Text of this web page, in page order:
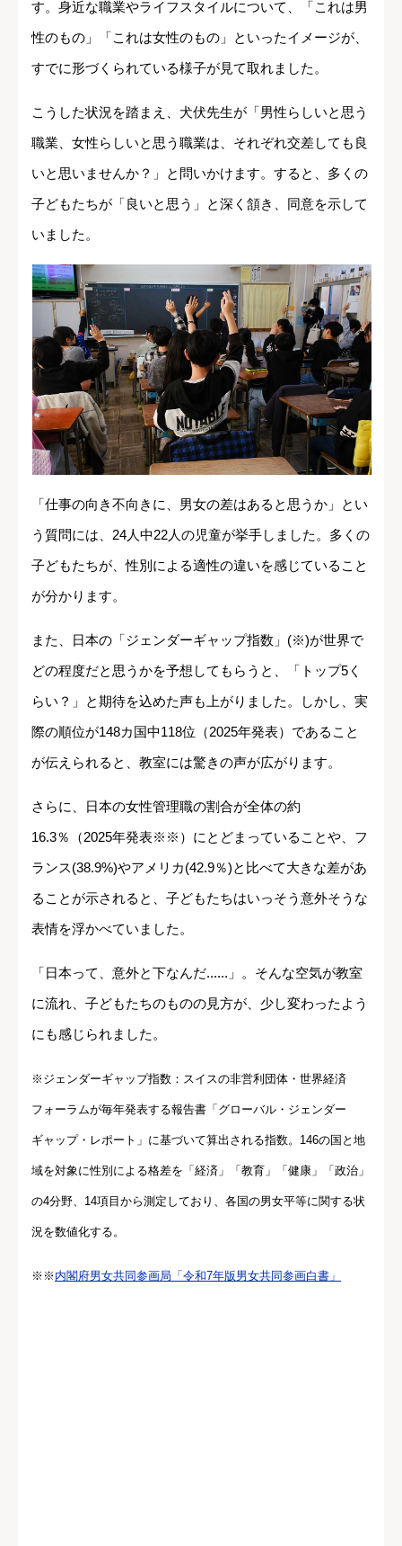
す。身近な職業やライフスタイルについて、「これは男
性のもの」「これは女性のもの」といったイメージが、
すでに形づくられている様子が見て取れました。
こうした状況を踏まえ、犬伏先生が「男性らしいと思う
職業、女性らしいと思う職業は、それぞれ交差しても良
いと思いませんか？」と問いかけます。すると、多くの
子どもたちが「良いと思う」と深く頷き、同意を示して
いました。
「仕事の向き不向きに、男女の差はあると思うか」とい
う質問には、24人中22人の児童が挙手しました。多くの
子どもたちが、性別による適性の違いを感じていること
が分かります。
また、日本の「ジェンダーギャップ指数」(※)が世界で
どの程度だと思うかを予想してもらうと、「トップ5く
らい？」と期待を込めた声も上がりました。しかし、実
際の順位が148カ国中118位（2025年発表）であること
が伝えられると、教室には驚きの声が広がります。
さらに、日本の女性管理職の割合が全体の約
16.3％（2025年発表※※）にとどまっていることや、フ
ランス(38.9%)やアメリカ(42.9％)と比べて大きな差があ
ることが示されると、子どもたちはいっそう意外そうな
表情を浮かべていました。
「日本って、意外と下なんだ......」。そんな空気が教室
に流れ、子どもたちのものの見方が、少し変わったよう
にも感じられました。
※ジェンダーギャップ指数：スイスの非営利団体・世界経済
フォーラムが毎年発表する報告書「グローバル・ジェンダー
ギャップ・レポート」に基づいて算出される指数。146の国と地
域を対象に性別による格差を「経済」「教育」「健康」「政治」
の4分野、14項目から測定しており、各国の男女平等に関する状
況を数値化する。
※※ 内閣府男女共同参画局「令和7年版男女共同参画白書」